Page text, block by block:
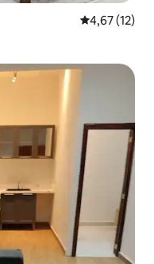
Calificación
4,67 (12)